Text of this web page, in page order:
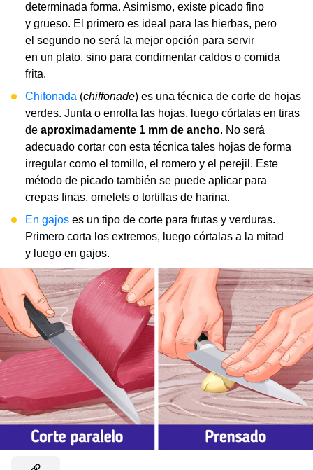
determinada forma. Asimismo, existe picado fino
y grueso. El primero es ideal para las hierbas, pero
el segundo no será la mejor opción para servir
en un plato, sino para condimentar caldos o comida
frita.
Chifonada (chiffonade) es una técnica de corte de hojas
verdes. Junta o enrolla las hojas, luego córtalas en tiras
de aproximadamente 1 mm de ancho. No será
adecuado cortar con esta técnica tales hojas de forma
irregular como el tomillo, el romero y el perejil. Este
método de picado también se puede aplicar para
crepas finas, omelets o tortillas de harina.
En gajos es un tipo de corte para frutas y verduras.
Primero corta los extremos, luego córtalas a la mitad
y luego en gajos.